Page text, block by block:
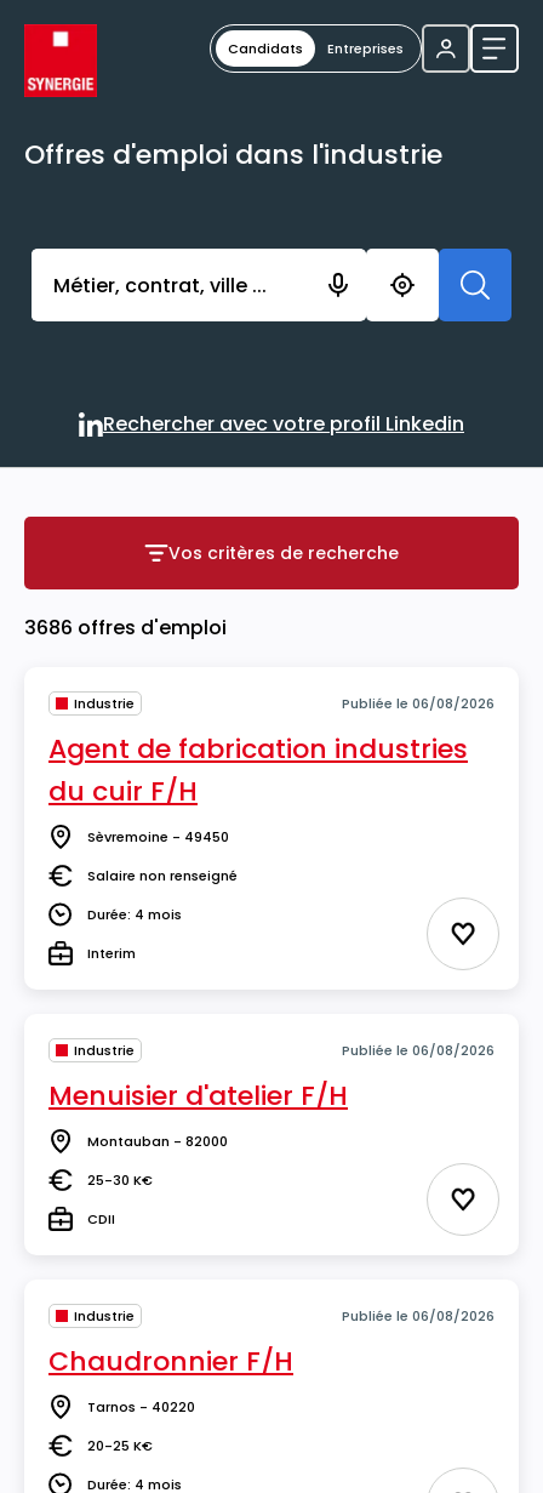
Candidats Entreprises
Offres d'emploi dans l'industrie
Activer l’élément pour lancer l’enregistrement.
Rechercher avec votre
Rechercher avec votre profil Linkedin
Vos critères de recherche
Vos critères de recherche
3686 offres d'emploi
Industrie Publiée le 06/08/2026
Agent de fabrication industries
du cuir F/H
Lieu Sèvremoine - 49450
SalaireSalaire non renseigné
DuréeDurée: 4 mois
TypeInterim Ajouter
Industrie Publiée le 06/08/2026
Menuisier d'atelier F/H
Lieu Montauban - 82000
Salaire25-30 K€
TypeCDII Ajouter
Industrie Publiée le 06/08/2026
Chaudronnier F/H
Lieu Tarnos - 40220
Salaire20-25 K€
Durée: 4 mois